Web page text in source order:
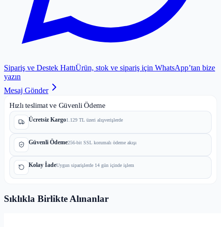
Sipariş ve Destek HattıÜrün, stok ve sipariş için WhatsApp’tan bize
yazın
Mesaj Gönder
Hızlı teslimat ve Güvenli Ödeme
Ücretsiz Kargo1.129 TL üzeri alışverişlerde
Güvenli Ödeme256-bit SSL korumalı ödeme akışı
Kolay İadeUygun siparişlerde 14 gün içinde işlem
Sıklıkla Birlikte Alınanlar